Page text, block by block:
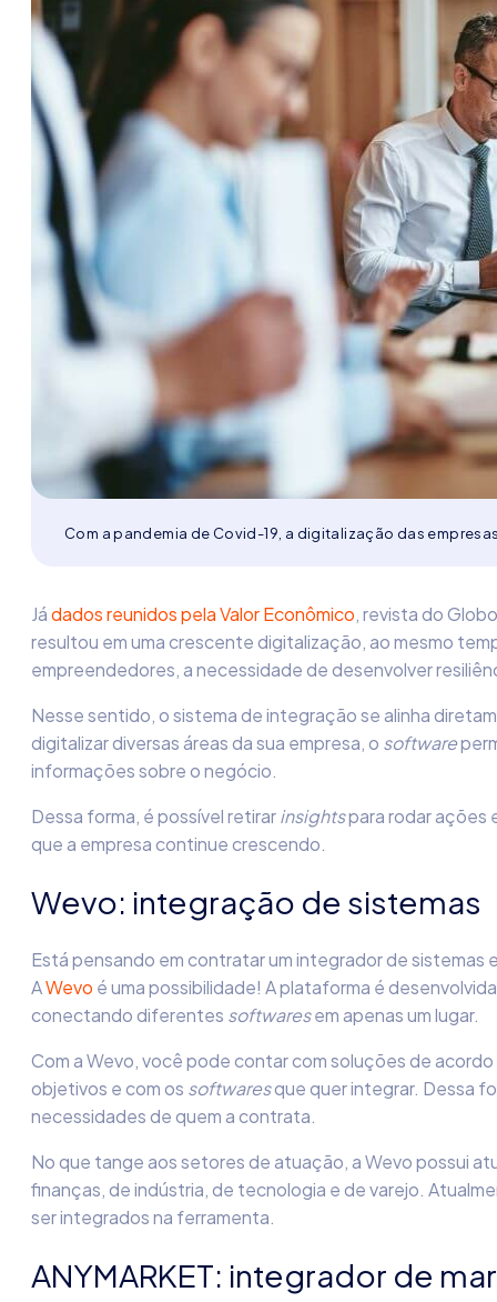
Com a pandemia de Covid-19, a digitalização das
Jádados reunidos pela Valor Econômico, revista do
resultou em uma crescente digitalização, ao mesmo
empreendedores, a necessidade de desenvolver
Nesse sentido, o sistema de integração se alinha
digitalizar diversas áreas da sua empresa, o software
informações sobre o negócio.
Dessa forma, é possível retirarinsightspara rodar ações
que a empresa continue crescendo.
Wevo: integração de sistemas
Está pensando em contratar um integrador de sistemas
AWevo é uma possibilidade! A plataforma é
conectando diferentes softwaresem apenas um lugar.
Com a Wevo, você pode contar com soluções de
objetivos e com os softwaresque quer integrar. Dessa
necessidades de quem a contrata.
No que tange aos setores de atuação, a Wevo possui
finanças, de indústria, de tecnologia e de varejo.
ser integrados na ferramenta.
ANYMARKET: integrador de